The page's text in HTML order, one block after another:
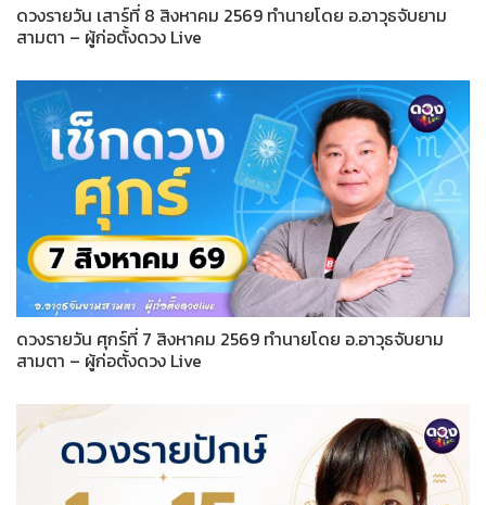
ดวงรายวัน เสาร์ที่ 8 สิงหาคม 2569 ทำนายโดย อ.อาวุธจับยาม
สามตา – ผู้ก่อตั้งดวง Live
ดวงรายวัน ศุกร์ที่ 7 สิงหาคม 2569 ทำนายโดย อ.อาวุธจับยาม
สามตา – ผู้ก่อตั้งดวง Live